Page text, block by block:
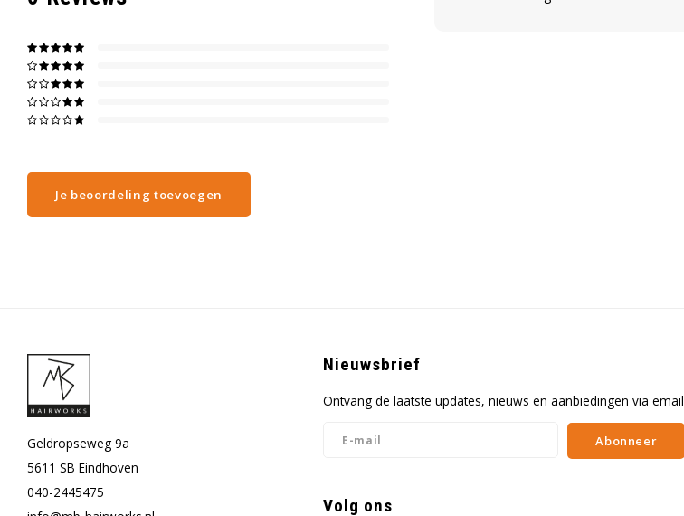
Je beoordeling toevoegen
Geldropseweg 9a
5611 SB Eindhoven
040-2445475
Nieuwsbrief
Ontvang de laatste updates, nieuws en aanbiedingen via email
Abonneer
Volg ons